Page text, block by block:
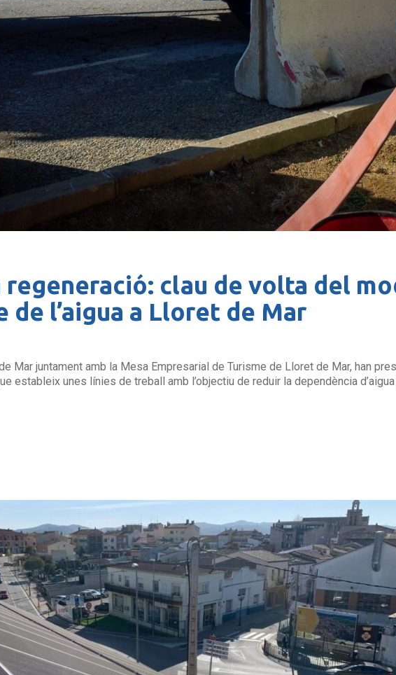
regeneració: clau de volta del
de l’aigua a Lloret de Mar
Mar juntament amb la Mesa Empresarial de Turisme de Lloret de Mar, han
estableix unes línies de treball amb l’objectiu de reduir la dependència